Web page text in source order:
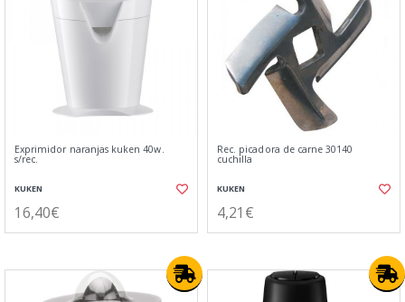
Exprimidor naranjas kuken 40w.
s/rec.
KUKEN
16,40€
Rec. picadora de carne 30140
cuchilla
KUKEN
4,21€